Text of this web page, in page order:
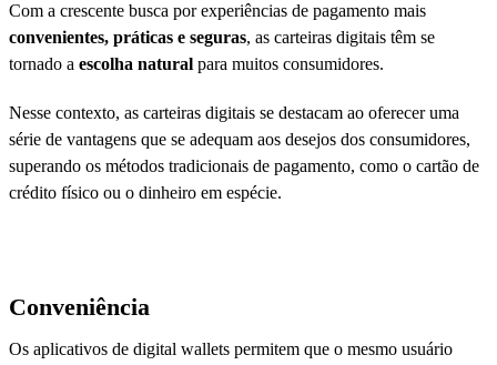
Com a crescente busca por experiências de pagamento mais
convenientes, práticas e seguras, as carteiras digitais têm se
tornado a escolha natural para muitos consumidores.
Nesse contexto, as carteiras digitais se destacam ao oferecer uma
série de vantagens que se adequam aos desejos dos consumidores,
superando os métodos tradicionais de pagamento, como o cartão de
crédito físico ou o dinheiro em espécie.
Conveniência
Os aplicativos de digital wallets permitem que o mesmo usuário